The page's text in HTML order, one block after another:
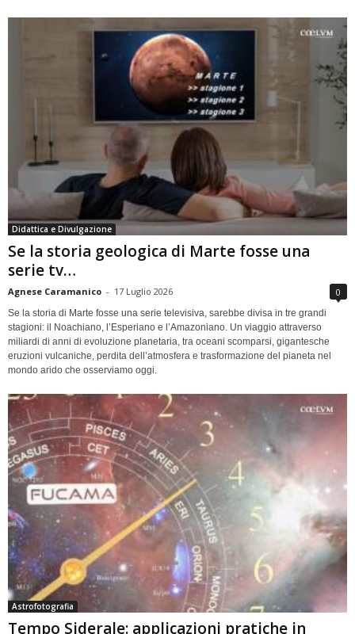
Didattica e Divulgazione
Se la storia geologica di Marte fosse una
serie tv…
Agnese Caramanico - 17 Luglio 2026 0
Se la storia di Marte fosse una serie televisiva, sarebbe divisa in tre grandi
stagioni: il Noachiano, l’Esperiano e l’Amazoniano. Un viaggio attraverso
miliardi di anni di evoluzione planetaria, tra oceani scomparsi, gigantesche
eruzioni vulcaniche, perdita dell’atmosfera e trasformazione del pianeta nel
mondo arido che osserviamo oggi.
Astrofotografia
Tempo Siderale: applicazioni pratiche in